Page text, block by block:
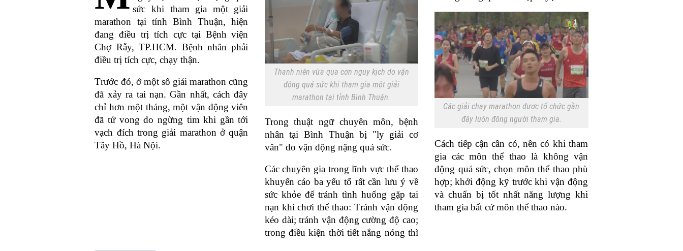
sức khi tham gia một giải
marathon tại tỉnh Bình Thuận, hiện
đang điều trị tích cực tại Bệnh viện
Chợ Rẫy, TP.HCM. Bệnh nhân phải
điều trị tích cực, chạy thận.
Trước đó, ở một số giải marathon cũng
đã xảy ra tai nạn. Gần nhất, cách đây
chỉ hơn một tháng, một vận động viên
đã tử vong do ngừng tim khi gần tới
vạch đích trong giải marathon ở quận
Tây Hồ, Hà Nội.
Thanh niên vừa qua cơn nguy kịch do vận
động quá sức khi tham gia một giải
marathon tại tỉnh Bình Thuận.
Trong thuật ngữ chuyên môn, bệnh
nhân tại Bình Thuận bị "ly giải cơ
vân" do vận động nặng quá sức.
Các chuyên gia trong lĩnh vực thể thao
khuyến cáo ba yếu tố rất cần lưu ý về
sức khỏe để tránh tình huống gặp tai
nạn khi chơi thể thao: Tránh vận động
kéo dài; tránh vận động cường độ cao;
trong điều kiện thời tiết nắng nóng thì
Các giải chạy marathon được tổ chức gần
đây luôn đông người tham gia.
Cách tiếp cận cần có, nên có khi tham
gia các môn thể thao là không vận
động quá sức, chọn môn thể thao phù
hợp;khởi động kỹ trước khi vận động
và chuẩn bị tốt nhất năng lượng khi
tham gia bất cứ môn thể thao nào.